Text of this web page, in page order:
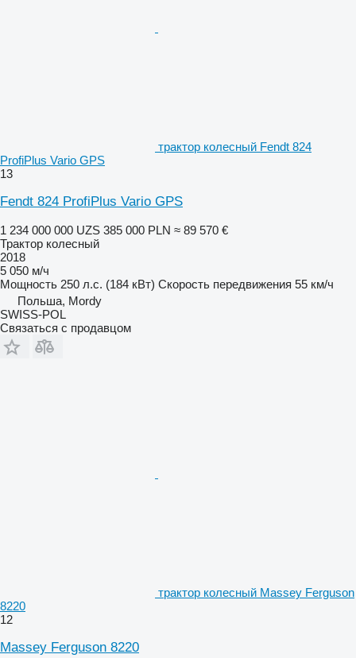
трактор колесный Fendt 824
ProfiPlus Vario GPS
13
Fendt 824 ProfiPlus Vario GPS
1 234 000 000 UZS 385 000 PLN ≈ 89 570 €
Трактор колесный
2018
5 050 м/ч
Мощность 250 л.с. (184 кВт) Скорость передвижения 55 км/ч
Польша, Mordy
SWISS-POL
Связаться с продавцом
трактор колесный Massey Ferguson
8220
12
Massey Ferguson 8220